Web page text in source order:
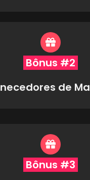
Bônus #2
de
Bônus #3